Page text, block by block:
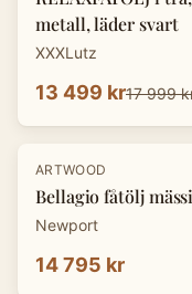
metall, läder svart
XXXLutz
13 499 kr17 999
ARTWOOD
Bellagio fåtölj
Newport
14 795 kr